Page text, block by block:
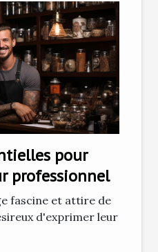
pour
professionnel
fascine et attire de
d'exprimer leur